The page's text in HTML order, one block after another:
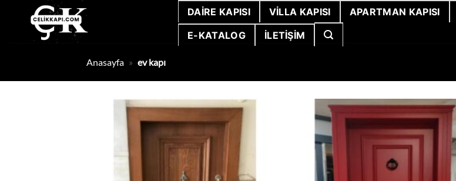
DAIRE KAPISI VILLA KAPISI APARTMAN KAPISI
E-KATALOG
İLETIŞIM
Anasayfa » ev kapı